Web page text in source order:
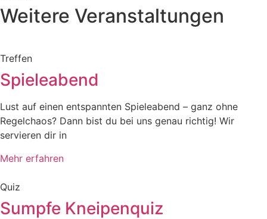
Weitere Veranstaltungen
Treffen
Spieleabend
Lust auf einen entspannten Spieleabend – ganz ohne
Regelchaos? Dann bist du bei uns genau richtig! Wir
servieren dir in
Mehr erfahren
Quiz
Sumpfe Kneipenquiz